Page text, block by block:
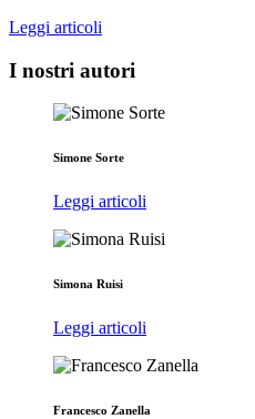
Leggi articoli
I nostri autori
Simone Sorte
Leggi articoli
Simona Ruisi
Leggi articoli
Francesco Zanella